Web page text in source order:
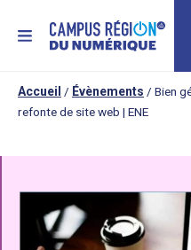
MENU
Accueil / Évènements / Bien
refonte de site web | ENE